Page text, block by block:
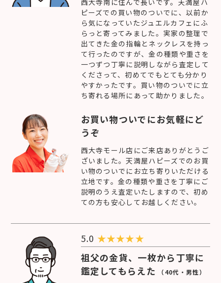
西大寺南に住んで長いです。天満屋ハ
ピーズでの買い物のついでに、以前か
ら気になっていたジュエルカフェにふ
らっと寄ってみました。実家の整理で
出てきた金の指輪とネックレスを持っ
て行ったのですが、金の種類や重さを
一つずつ丁寧に説明しながら査定して
くださって、初めてでもとても分かり
やすかったです。買い物のついでに立
ち寄れる場所にあって助かりました。
お買い物ついでにお気軽にど
うぞ
西大寺モール店にご来店ありがとうご
ざいました。天満屋ハピーズでのお買
い物のついでにお立ち寄りいただける
立地です。金の種類や重さを丁寧にご
説明のうえ査定いたしますので、初め
ての方も安心してお越しください。
5.0 ★★★★★
祖父の金貨、一枚から丁寧に
鑑定してもらえた
（40代・男性）